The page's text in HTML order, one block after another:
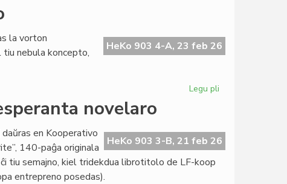
frue
ĉe
HeKo 903 4-A, 23 feb 26
la vorton
tiu nebula koncepto,
Legu pli
Fina
Venko
novelaro
HeKo 903 3-B, 21 feb 26
en Kooperativo
140-paĝa originala
tiu semajno, kiel tridekdua librotitolo de LF-koop
entrepreno posedas).